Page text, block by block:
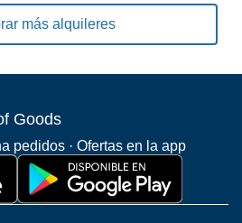
más alquileres
Goods
pedidos · Ofertas en la app